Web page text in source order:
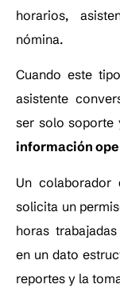
horarios,
nómina.
Cuando este
asistente
ser solo soporte
información
Un colaborador
solicita un
horas
en un dato
reportes y la